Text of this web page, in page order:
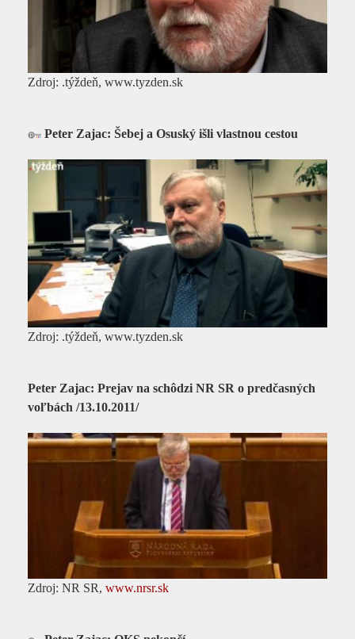
Zdroj: .týždeň, www.tyzden.sk
Peter Zajac: Šebej a Osuský išli vlastnou cestou
Zdroj: .týždeň, www.tyzden.sk
Peter Zajac: Prejav na schôdzi NR SR o predčasných
voľbách /13.10.2011/
Zdroj: NR SR, www.nrsr.sk